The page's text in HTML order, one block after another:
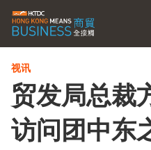
视讯
贸发局总裁
访问团中东